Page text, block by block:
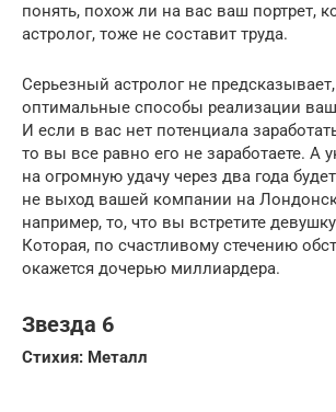
понять, похож ли на вас ваш портрет,
астролог, тоже не составит труда.
Серьезный астролог не
оптимальные способы реализации
И если в вас нет потенциала
то вы все равно его не заработаете. А
на огромную удачу через два года
не выход вашей компании на
например, то, что вы встретите
Которая, по счастливому стечению
окажется дочерью миллиардера.
Звезда 6
Стихия: Металл